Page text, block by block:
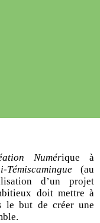
Numérique à
(au
d’un projet
doit mettre à
le but de créer une